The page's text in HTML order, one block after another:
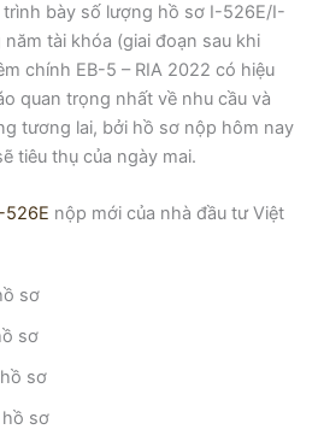
trình bày số lượng hồ sơ I-526E/I-
tài khóa (giai đoạn sau khi
chính EB-5 – RIA 2022 có hiệu
quan trọng nhất về nhu cầu và
tương lai, bởi hồ sơ nộp hôm nay
tiêu thụ của ngày mai.
526E nộp mới của nhà đầu tư Việt
sơ
sơ
sơ
sơ